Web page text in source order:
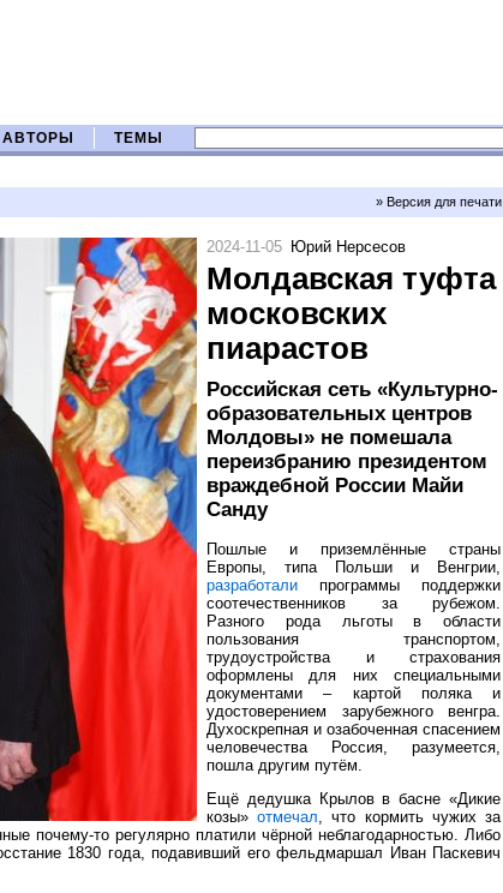
АВТОРЫ ТЕМЫ
» Версия для печати
2024-11-05 Юрий Нерсесов
Молдавская туфта
московских
пиарастов
Российская сеть «Культурно-
образовательных центров
Молдовы» не помешала
переизбранию президентом
враждебной России Майи
Санду
Пошлые и приземлённые страны
Европы, типа Польши и Венгрии,
разработали программы поддержки
соотечественников за рубежом.
Разного рода льготы в области
пользования транспортом,
трудоустройства и страхования
оформлены для них специальными
документами – картой поляка и
удостоверением зарубежного венгра.
Духоскрепная и озабоченная спасением
человечества Россия, разумеется,
пошла другим путём.
Ещё дедушка Крылов в басне «Дикие
козы»отмечал , что кормить чужих за
почему-то регулярно платили чёрной неблагодарностью. Либо
1830 года, подавивший его фельдмаршал Иван Паскевич